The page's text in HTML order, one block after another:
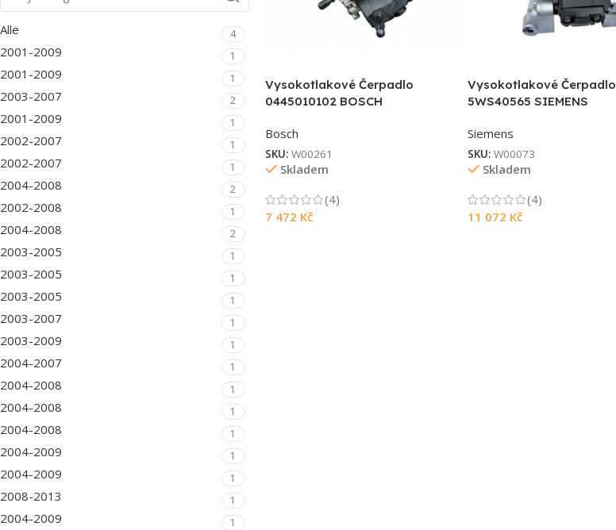
Alle 4
2001-2009 1
2001-2009 1
2003-2007 2
2001-2009 1
2002-2007 1
2002-2007 1
2004-2008 2
2002-2008 1
2004-2008 2
2003-2005 1
2003-2005 1
2003-2005 1
2003-2007 1
2003-2009 1
2004-2007 1
2004-2008 1
2004-2008 1
2004-2008 1
2004-2009 1
2004-2009 1
2008-2013 1
2004-2009 1
Vysokotlakové Čerpadlo
0445010102 BOSCH
Bosch
SKU: W00261
Skladem
(4)
7 472 Kč
Vysokotlakové Čerpadlo
5WS40565 SIEMENS
Siemens
SKU: W00073
Skladem
(4)
11 072 Kč